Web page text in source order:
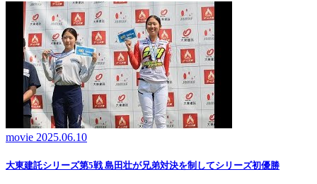
movie 2025.06.10
大東建託シリーズ第5戦 島田壮が兄弟対決を制してシリーズ初優勝